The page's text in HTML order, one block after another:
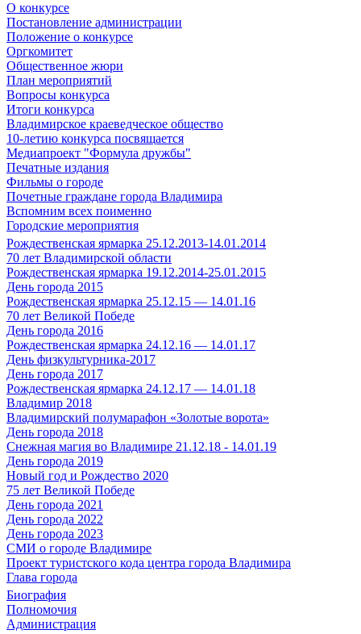
О конкурсе
Постановление администрации
Положение о конкурсе
Оргкомитет
Общественное жюри
План мероприятий
Вопросы конкурса
Итоги конкурса
Владимирское краеведческое общество
10-летию конкурса посвящается
Медиапроект "Формула дружбы"
Печатные издания
Фильмы о городе
Почетные граждане города Владимира
Вспомним всех поименно
Городские мероприятия
Рождественская ярмарка 25.12.2013-14.01.2014
70 лет Владимирской области
Рождественская ярмарка 19.12.2014-25.01.2015
День города 2015
Рождественская ярмарка 25.12.15 — 14.01.16
70 лет Великой Победе
День города 2016
Рождественская ярмарка 24.12.16 — 14.01.17
День физкультурника-2017
День города 2017
Рождественская ярмарка 24.12.17 — 14.01.18
Владимир 2018
Владимирский полумарафон «Золотые ворота»
День города 2018
Снежная магия во Владимире 21.12.18 - 14.01.19
День города 2019
Новый год и Рождество 2020
75 лет Великой Победе
День города 2021
День города 2022
День города 2023
СМИ о городе Владимире
Проект туристского кода центра города Владимира
Глава города
Биография
Полномочия
Администрация